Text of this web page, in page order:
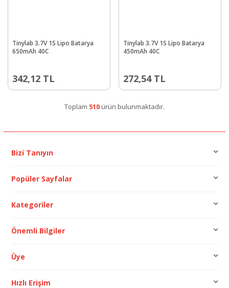
Tinylab 3.7V 1S Lipo Batarya
650mAh 40C
342,12 TL
Tinylab 3.7V 1S Lipo Batarya
450mAh 40C
272,54TL
Toplam 510ürün bulunmaktadır.
Bizi Tanıyın
Popüler Sayfalar
Kategoriler
Önemli Bilgiler
Üye
Hızlı Erişim